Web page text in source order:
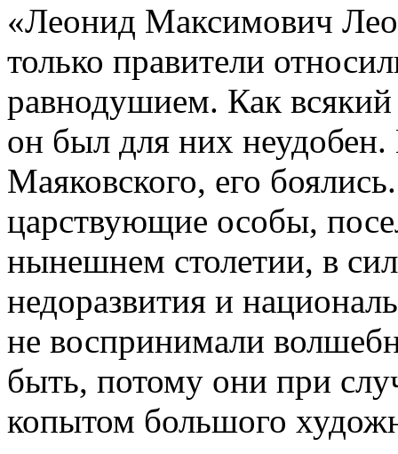
«Леонид Максимович
только правители
равнодушием. Как
он был для них
Маяковского, его
царствующие особы,
нынешнем столетии, в
недоразвития и
не воспринимали
быть, потому они при
копытом большого